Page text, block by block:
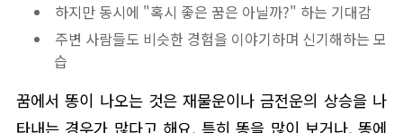
하지만 동시에 "혹시 좋은 꿈은 아닐까?" 하는 기대감
주변 사람들도 비슷한 경험을 이야기하며 신기해하는 모
습
꿈에서 똥이 나오는 것은 재물운이나 금전운의 상승을 나
타내는 경우가 많다고 해요. 특히 똥을 많이 보거나, 똥에